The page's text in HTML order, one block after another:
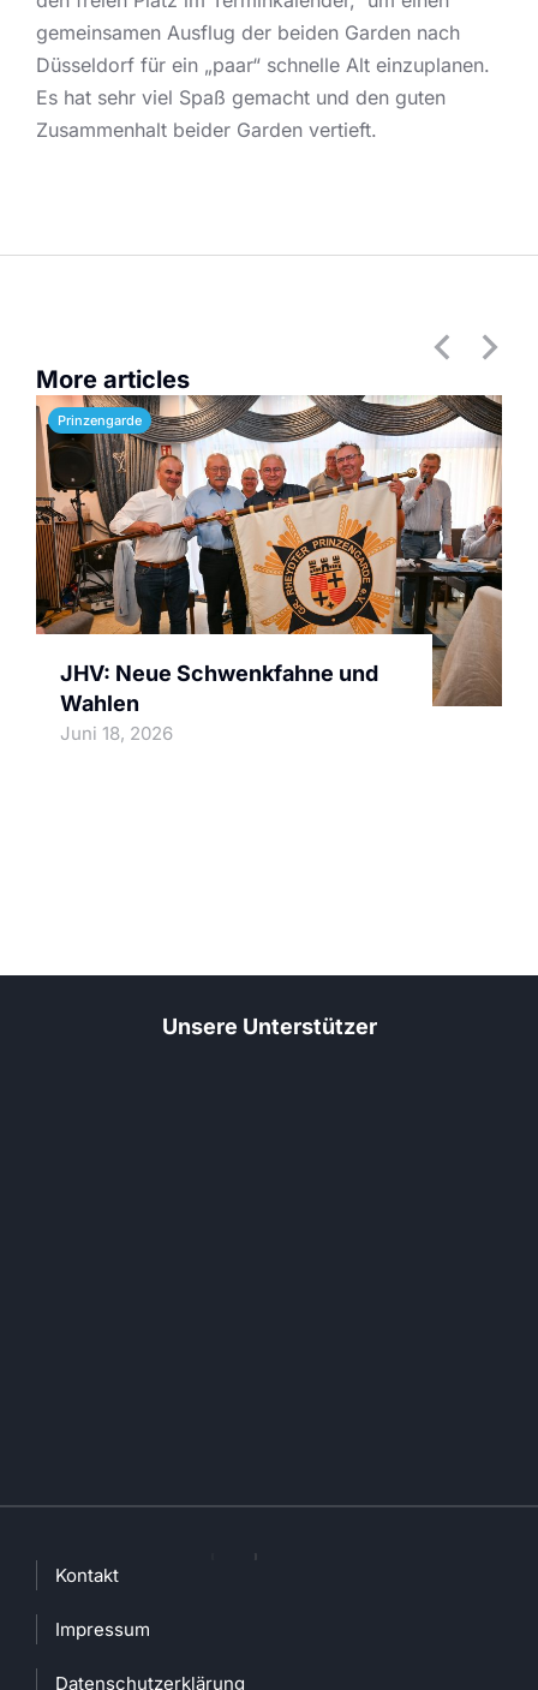
gemeinsamen Ausflug der beiden Garden nach
Düsseldorf für ein „paar“ schnelle Alt einzuplanen.
Es hat sehr viel Spaß gemacht und den guten
Zusammenhalt beider Garden vertieft.
More articles
Prinzengarde
JHV: Neue Schwenkfahne und
Wahlen
Juni 18, 2026
Unsere Unterstützer
Kontakt
Impressum
Datenschutzerklärung